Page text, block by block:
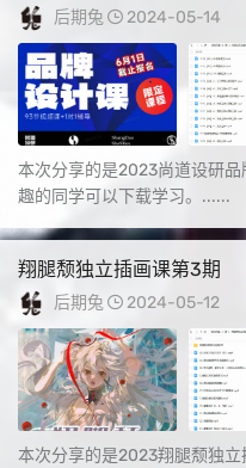
后期兔 2024-05-14
本次分享的是2023尚道设研
趣的同学可以下载学习。......
翔腿颓独立插画课第3期
后期兔 2024-05-12
本次分享的是2023翔腿颓独